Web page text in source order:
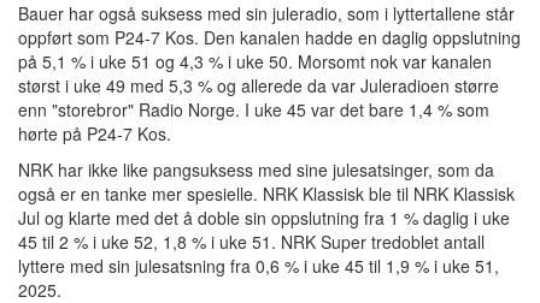
Bauer har også suksess med sin juleradio, som i lyttertallene står
oppført som P24-7 Kos. Den kanalen hadde en daglig oppslutning
på 5,1 % i uke 51 og 4,3 % i uke 50. Morsomt nok var kanalen
størst i uke 49 med 5,3 % og allerede da var Juleradioen større
enn "storebror" Radio Norge. I uke 45 var det bare 1,4 % som
hørte på P24-7 Kos.
NRK har ikke like pangsuksess med sine julesatsinger, som da
også er en tanke mer spesielle. NRK Klassisk ble til NRK Klassisk
Jul og klarte med det å doble sin oppslutning fra 1 % daglig i uke
45 til 2 % i uke 52, 1,8 % i uke 51. NRK Super tredoblet antall
lyttere med sin julesatsning fra 0,6 % i uke 45 til 1,9 % i uke 51,
2025.